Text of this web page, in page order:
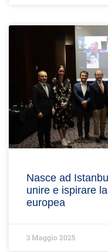
Nasce ad
unire e ispirare
europea
3 Maggio 2025